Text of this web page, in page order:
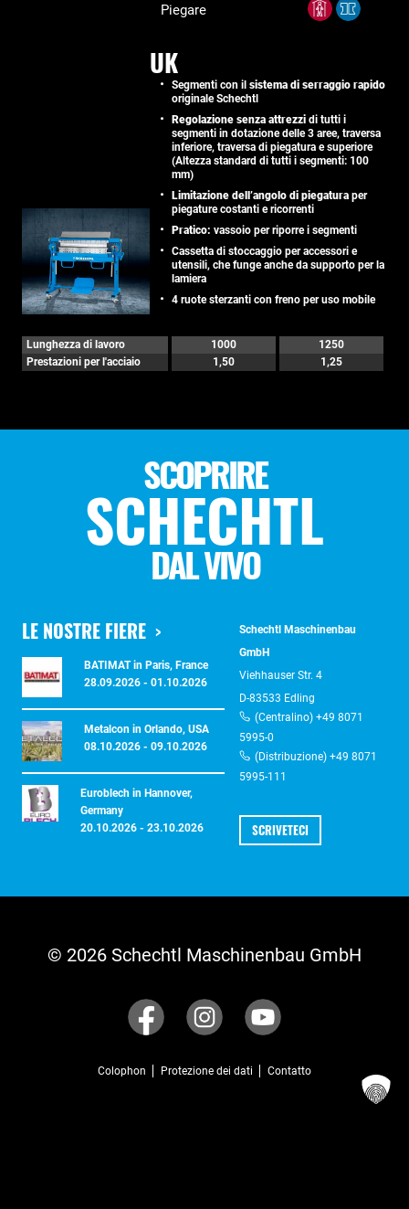
Piegare
UK
Segmenti con il sistema di serraggio rapido
originale Schechtl
Regolazione senza attrezzi di tutti i
segmenti in dotazione delle 3 aree, traversa
inferiore, traversa di piegatura e superiore
(Altezza standard di tutti i segmenti: 100
mm)
Limitazione dell’angolo di piegatura per
piegature costanti e ricorrenti
Pratico: vassoio per riporre i segmenti
Cassetta di stoccaggio per accessori e
utensili, che funge anche da supporto per la
lamiera
4 ruote sterzanti con freno per uso mobile
Lunghezza di lavoro 1000
1250
Prestazioni per l'acciaio
1,50 1,25
SCOPRIRE
SCHECHTL
DAL VIVO
LE NOSTRE FIERE
BATIMAT in Paris, France
28.09.2026 - 01.10.2026
Metalcon in Orlando, USA
08.10.2026 - 09.10.2026
Euroblech in Hannover,
Germany
20.10.2026 - 23.10.2026
Schechtl Maschinenbau
GmbH
Viehhauser Str. 4
D-83533 Edling
(Centralino) +49 8071
5995-0
(Distribuzione) +49 8071
5995-111
SCRIVETECI
© 2026 Schechtl Maschinenbau GmbH
Colophon Protezione dei dati Contatto